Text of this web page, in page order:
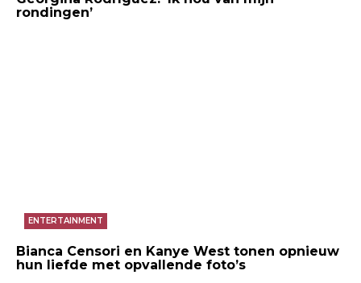
rondingen’
ENTERTAINMENT
Bianca Censori en Kanye West tonen opnieuw
hun liefde met opvallende foto’s